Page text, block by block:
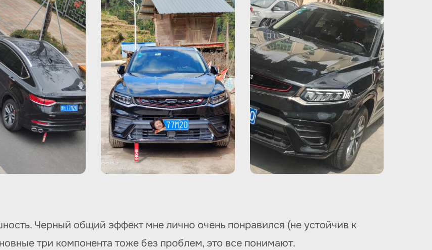
Черный общий эффект мне лично очень понравился (не устойчив к
три компонента тоже без проблем, это все понимают.